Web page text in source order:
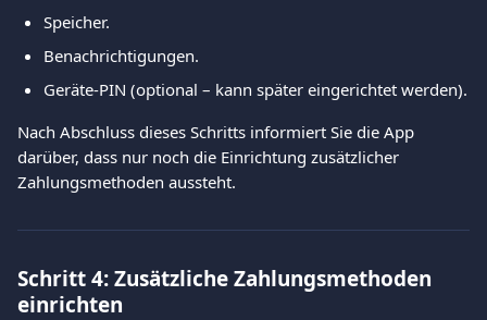
Speicher.
Benachrichtigungen.
Geräte-PIN (optional – kann später eingerichtet werden).
Nach Abschluss dieses Schritts informiert Sie die App
darüber, dass nur noch die Einrichtung zusätzlicher
Zahlungsmethoden aussteht.
Schritt 4: Zusätzliche Zahlungsmethoden
einrichten